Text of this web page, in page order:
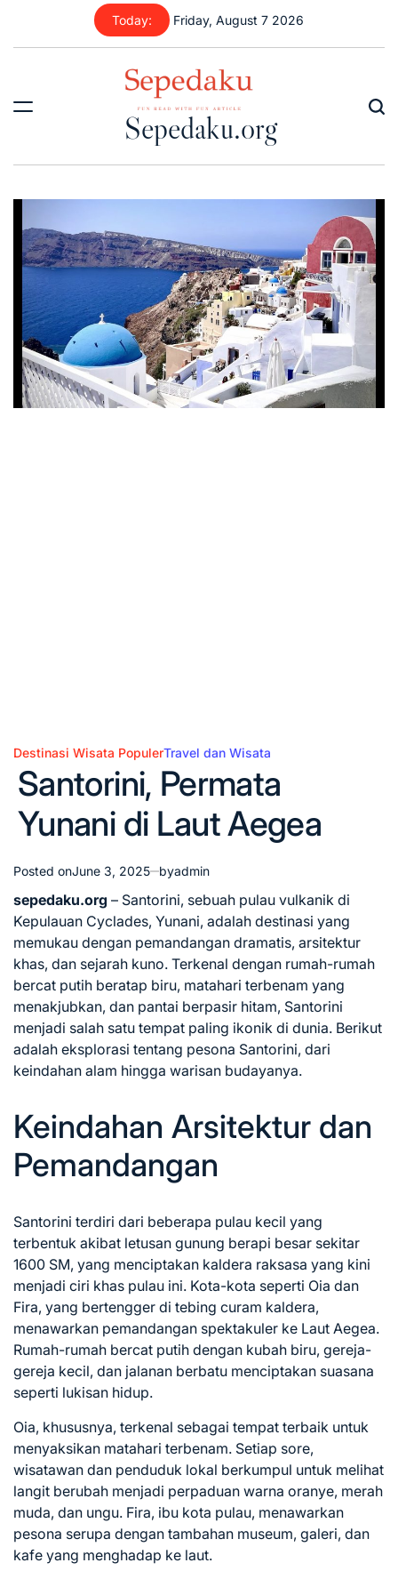
content
Today: Friday, August 7 2026
Sepedaku.org
Posted
in
Destinasi Wisata PopulerTravel dan Wisata
Santorini, Permata
Yunani di Laut Aegea
Posted onJune 3, 2025 byadmin
sepedaku.org – Santorini, sebuah pulau vulkanik di
Kepulauan Cyclades, Yunani, adalah destinasi yang
memukau dengan pemandangan dramatis, arsitektur
khas, dan sejarah kuno. Terkenal dengan rumah-rumah
bercat putih beratap biru, matahari terbenam yang
menakjubkan, dan pantai berpasir hitam, Santorini
menjadi salah satu tempat paling ikonik di dunia. Berikut
adalah eksplorasi tentang pesona Santorini, dari
keindahan alam hingga warisan budayanya.
Keindahan Arsitektur dan
Pemandangan
Santorini terdiri dari beberapa pulau kecil yang
terbentuk akibat letusan gunung berapi besar sekitar
1600 SM, yang menciptakan kaldera raksasa yang kini
menjadi ciri khas pulau ini. Kota-kota seperti Oia dan
Fira, yang bertengger di tebing curam kaldera,
menawarkan pemandangan spektakuler ke Laut Aegea.
Rumah-rumah bercat putih dengan kubah biru, gereja-
gereja kecil, dan jalanan berbatu menciptakan suasana
seperti lukisan hidup.
Oia, khususnya, terkenal sebagai tempat terbaik untuk
menyaksikan matahari terbenam. Setiap sore,
wisatawan dan penduduk lokal berkumpul untuk melihat
langit berubah menjadi perpaduan warna oranye, merah
muda, dan ungu. Fira, ibu kota pulau, menawarkan
pesona serupa dengan tambahan museum, galeri, dan
kafe yang menghadap ke laut.